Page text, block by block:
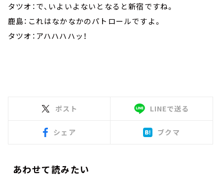
タツオ：で、いよいよないとなると新宿ですね。
鹿島：これはなかなかのパトロールですよ。
タツオ：アハハハハッ！
ポスト LINEで送る
シェア ブクマ
あわせて読みたい